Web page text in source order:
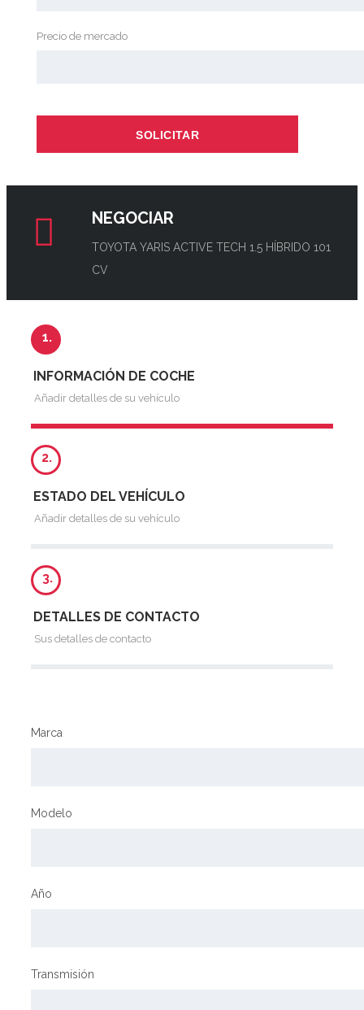
Precio de mercado
SOLICITAR
NEGOCIAR
TOYOTA YARIS ACTIVE TECH 1.5 HÍBRIDO 101
CV
1.
INFORMACIÓN DE COCHE
Añadir detalles de su vehículo
2.
ESTADO DEL VEHÍCULO
Añadir detalles de su vehículo
3.
DETALLES DE CONTACTO
Sus detalles de contacto
Marca
Modelo
Año
Transmisión